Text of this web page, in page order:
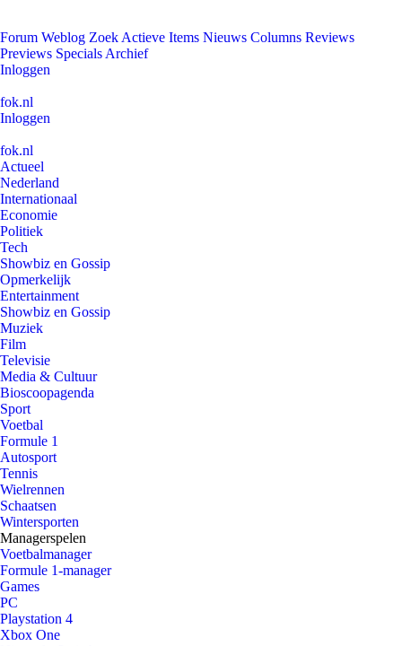
Forum Weblog Zoek Actieve Items Nieuws Columns Reviews
Previews Specials Archief
Inloggen
fok.nl
Inloggen
fok.nl
Actueel
Nederland
Internationaal
Economie
Politiek
Tech
Showbiz en Gossip
Opmerkelijk
Entertainment
Showbiz en Gossip
Muziek
Film
Televisie
Media & Cultuur
Bioscoopagenda
Sport
Voetbal
Formule 1
Autosport
Tennis
Wielrennen
Schaatsen
Wintersporten
Managerspelen
Voetbalmanager
Formule 1-manager
Games
PC
Playstation 4
Xbox One